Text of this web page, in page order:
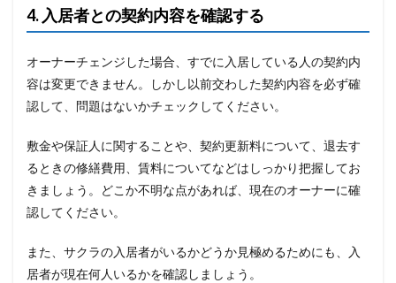
4. 入居者との契約内容を確認する
オーナーチェンジした場合、すでに入居している人の契約内
容は変更できません。しかし以前交わした契約内容を必ず確
認して、問題はないかチェックしてください。
敷金や保証人に関することや、契約更新料について、退去す
るときの修繕費用、賃料についてなどはしっかり把握してお
きましょう。どこか不明な点があれば、現在のオーナーに確
認してください。
また、サクラの入居者がいるかどうか見極めるためにも、入
居者が現在何人いるかを確認しましょう。